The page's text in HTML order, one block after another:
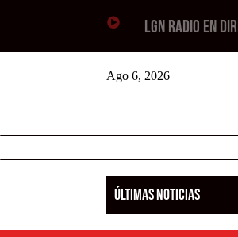
 LGN RADIO EN
Ago 6, 2026
ÚLTIMAS NOTICIAS